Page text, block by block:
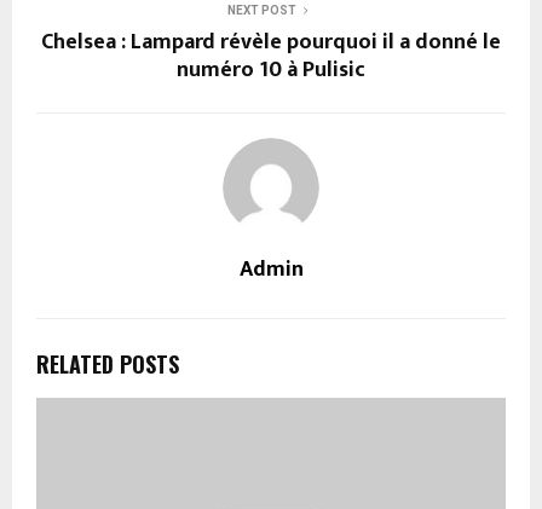
NEXT POST
Chelsea : Lampard révèle pourquoi il a donné le
numéro 10 à Pulisic
Admin
RELATED POSTS